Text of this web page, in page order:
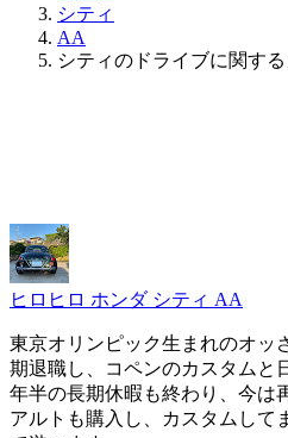
シティ
AA
シティのドライブに関す
ヒロヒロ ホンダ シティ AA
東京オリンピック生まれのオッ
期退職し、コペンのカスタムと
年半の長期休暇も終わり、今は
アルトも購入し、カスタムして